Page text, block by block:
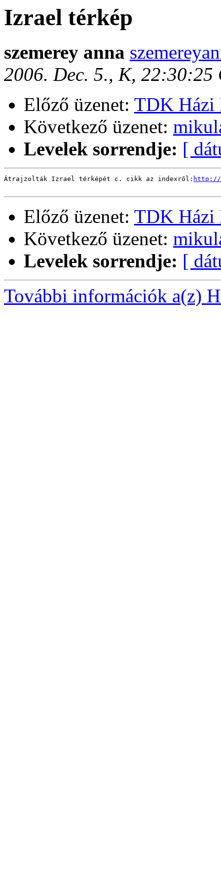
Izrael térkép
szemerey anna
2006. Dec. 5., K, 22:30:25
Előző üzenet: TDK Házi
Következő üzenet:
Levelek sorrendje: [
Átrajzolták Izrael térképét c. cikk az indexről: http://
Előző üzenet: TDK Házi
Következő üzenet:
Levelek sorrendje: [
További információk a(z)